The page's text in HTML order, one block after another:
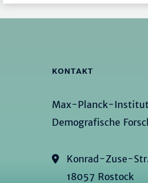
KONTAKT
Max-Planck-
Demografische
Konrad-Zuse-
18057 Rostock